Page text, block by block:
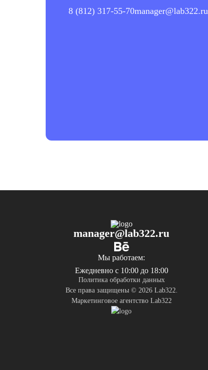
8 (812) 317-55-70manager@lab322.ru
manager@lab322.ru
Мы работаем:
Ежедневно с 10:00 до 18:00
Политика обработки данных
Все права защищены © 2026 Lab322.
Маркетинговое агентство Lab322